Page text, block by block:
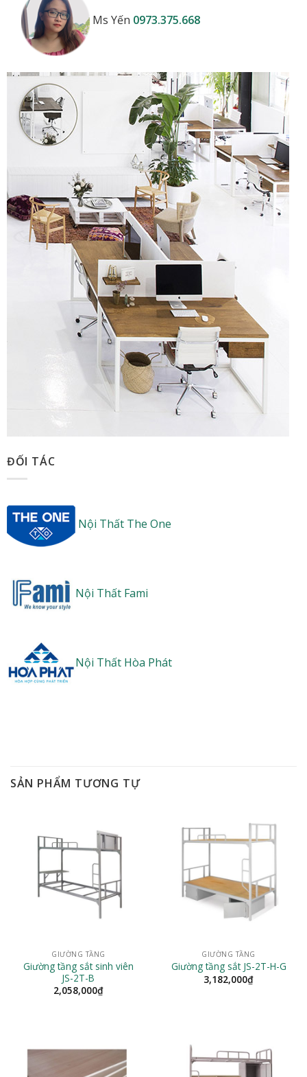
Ms Yến 0973.375.668
ĐỐI TÁC
Nội Thất The One
Nội Thất Fami
Nội Thất Hòa Phát
SẢN PHẨM TƯƠNG TỰ
GIƯỜNG TẦNG
Giường tầng sắt sinh viên
JS-2T-B
2,058,000₫
GIƯỜNG TẦNG
Giường tầng sắt JS-2T-H-G
3,182,000₫